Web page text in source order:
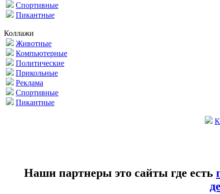
Спортивные
Пикантные
Коллажи
Животные
Компьютерные
Политические
Прикольные
Реклама
Спортивные
Пикантные
Наши партнеры это сайты где есть